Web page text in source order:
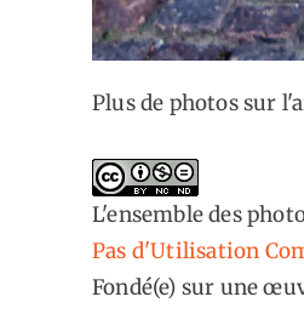
Plus de photos sur
L'ensemble des
Pas d'Utilisation
Fondé(e) sur une